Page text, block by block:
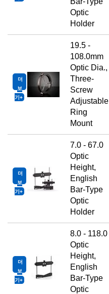
Optic
Holder
더
보
기
19.5 -
108.0mm
Optic Dia.,
Three-
Screw
Adjustable
Ring
Mount
더
보
기
7.0 - 67.0
Optic
Height,
English
Bar-Type
Optic
Holder
더
보
기
8.0 - 118.0
Optic
Height,
English
Bar-Type
Optic